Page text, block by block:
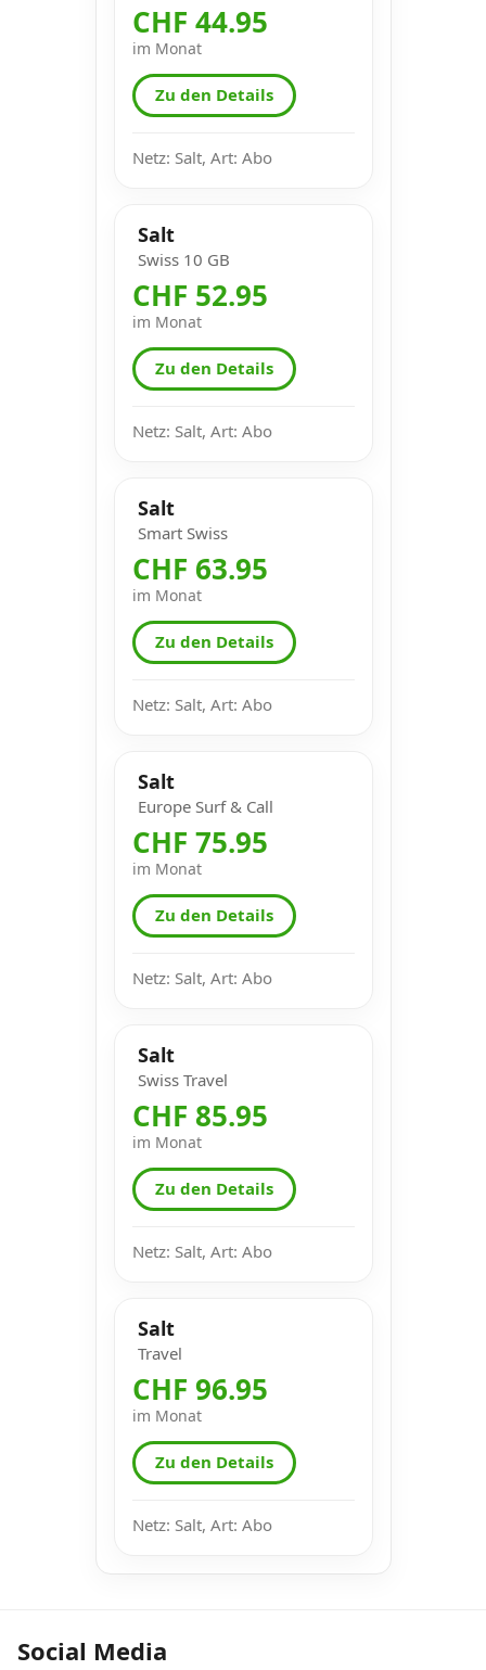
CHF 44.95
im Monat
Zu den Details
Netz: Salt, Art: Abo
Salt
Swiss 10 GB
CHF 52.95
im Monat
Zu den Details
Netz: Salt, Art: Abo
Salt
Smart Swiss
CHF 63.95
im Monat
Zu den Details
Netz: Salt, Art: Abo
Salt
Europe Surf & Call
CHF 75.95
im Monat
Zu den Details
Netz: Salt, Art: Abo
Salt
Swiss Travel
CHF 85.95
im Monat
Zu den Details
Netz: Salt, Art: Abo
Salt
Travel
CHF 96.95
im Monat
Zu den Details
Netz: Salt, Art: Abo
Social Media